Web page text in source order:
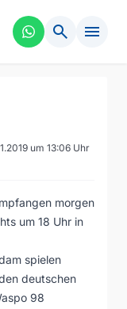
search menu
um 13:06 Uhr
morgen
um 18 Uhr in
spielen
deutschen
98